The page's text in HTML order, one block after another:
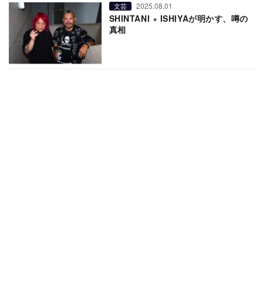
文芸 2025.08.01
SHINTANI × ISHIYAが明かす、噂の
真相